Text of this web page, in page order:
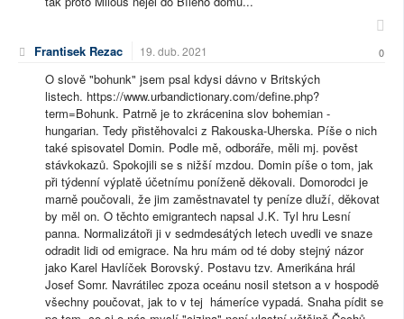
Frantisek Rezac 19. dub. 2021 0
O slově "bohunk" jsem psal kdysi dávno v Britských
listech. https://www.urbandictionary.com/define.php?
term=Bohunk. Patrně je to zkrácenina slov bohemian -
hungarian. Tedy přistěhovalci z Rakouska-Uherska. Píše o nich
také spisovatel Domin. Podle mě, odboráře, měli mj. pověst
stávkokazů. Spokojili se s nižší mzdou. Domin píše o tom, jak
při týdenní výplatě účetnímu poníženě děkovali. Domorodci je
marně poučovali, že jim zaměstnavatel ty peníze dluží, děkovat
by měl on. O těchto emigrantech napsal J.K. Tyl hru Lesní
panna. Normalizátoři ji v sedmdesátých letech uvedli ve snaze
odradit lidi od emigrace. Na hru mám od té doby stejný názor
jako Karel Havlíček Borovský. Postavu tzv. Amerikána hrál
Josef Somr. Navrátilec zpoza oceánu nosil stetson a v hospodě
všechny poučovat, jak to v tej hámeríce vypadá. Snaha pídit se